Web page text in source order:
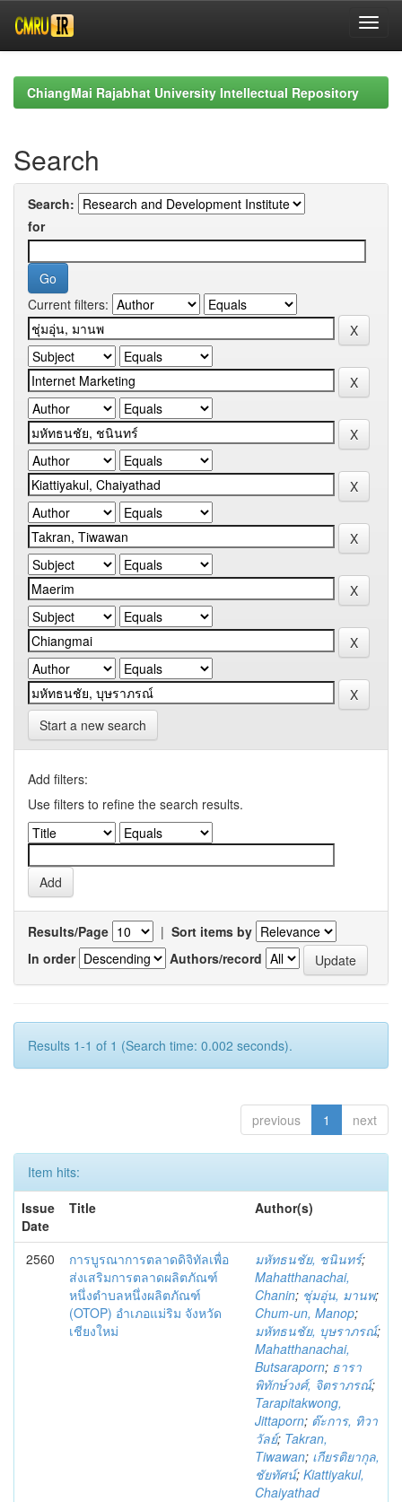
navigationChiangMai Rajabhat University Intellectual Repository
Search
Search:
for
Current filters:
Start a new search
Add filters:
Use filters to refine the search results.
Results/Page | Sort items by
In order
Authors/record
Results 1-1 of 1 (Search time: 0.002 seconds).
previous 1 next
Item hits:
Issue
Date
Title Author(s)
2560
การบูรณาการตลาดดิจิทัลเพื่อ
ส่งเสริมการตลาดผลิตภัณฑ์
หนึ่งตำบลหนึ่งผลิตภัณฑ์
(OTOP) อำเภอแม่ริม จังหวัด
เชียงใหม่
มหัทธนชัย, ชนินทร์;
Mahatthanachai,
Chanin; ชุ่มอุ่น, มานพ;
Chum-un, Manop;
มหัทธนชัย, บุษราภรณ์;
Mahatthanachai,
Butsaraporn; ธารา
พิทักษ์วงศ์, จิตราภรณ์;
Tarapitakwong,
Jittaporn; ต๊ะการ, ทิวา
วัลย์; Takran,
Tiwawan; เกียรติยากุล,
ชัยทัศน์; Kiattiyakul,
Chaiyathad